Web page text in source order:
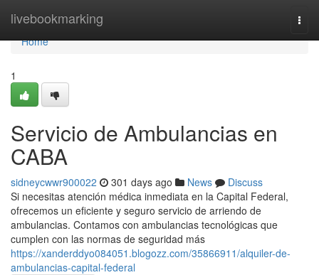
livebookmarking
Home
Home
1
Servicio de Ambulancias en
CABA
sidneycwwr900022 301 days ago News
Discuss
Si necesitas atención médica inmediata en la Capital Federal,
ofrecemos un eficiente y seguro servicio de arriendo de
ambulancias. Contamos con ambulancias tecnológicas que
cumplen con las normas de seguridad más
https://xanderddyo084051.blogozz.com/35866911/alquiler-de-
ambulancias-capital-federal